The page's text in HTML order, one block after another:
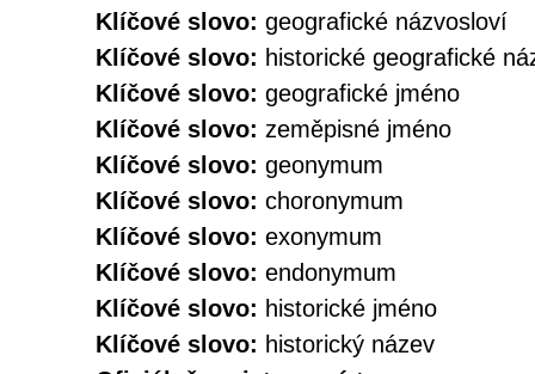
Klíčové slovo: geografické názvosloví
Klíčové slovo: historické geografické
Klíčové slovo: geografické jméno
Klíčové slovo: zeměpisné jméno
Klíčové slovo: geonymum
Klíčové slovo: choronymum
Klíčové slovo: exonymum
Klíčové slovo: endonymum
Klíčové slovo: historické jméno
Klíčové slovo: historický název